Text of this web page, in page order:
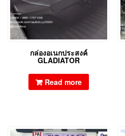
กล่องอเนกประสงค์
GLADIATOR
Read more